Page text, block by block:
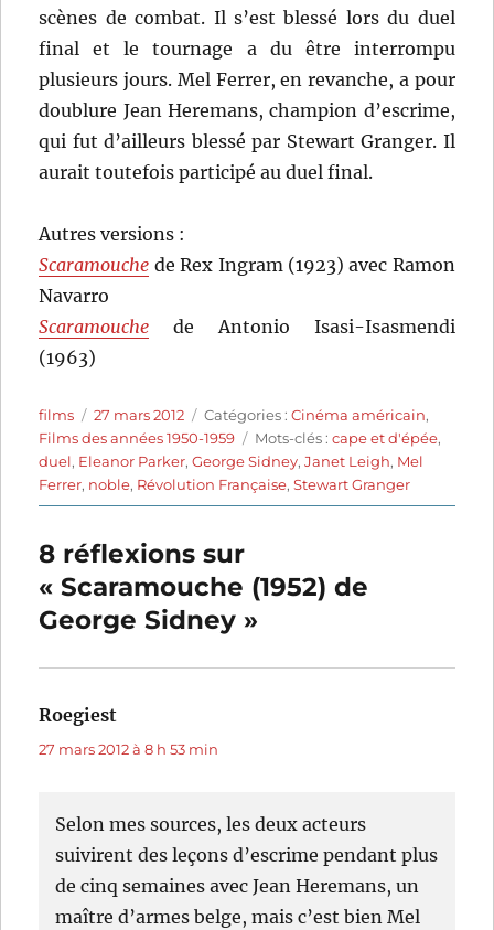
scènes de combat. Il s’est blessé lors du duel
final et le tournage a du être interrompu
plusieurs jours. Mel Ferrer, en revanche, a pour
doublure Jean Heremans, champion d’escrime,
qui fut d’ailleurs blessé par Stewart Granger. Il
aurait toutefois participé au duel final.
Autres versions :
Scaramouche de Rex Ingram (1923) avec Ramon
Navarro
Scaramouche de Antonio Isasi-Isasmendi
(1963)
Auteur
films
Publié
le
27 mars 2012 Catégories
Catégories :Cinéma américain,
Films des années 1950-1959
Étiquettes
Mots-clés :cape et d'épée,
duel, Eleanor Parker,George Sidney,Janet Leigh, Mel
Ferrer, noble, Révolution Française,Stewart Granger
8 réflexions sur
« Scaramouche (1952) de
George Sidney »
Roegiest
27 mars 2012 à 8 h 53 min
Selon mes sources, les deux acteurs
suivirent des leçons d’escrime pendant plus
de cinq semaines avec Jean Heremans, un
maître d’armes belge, mais c’est bien Mel